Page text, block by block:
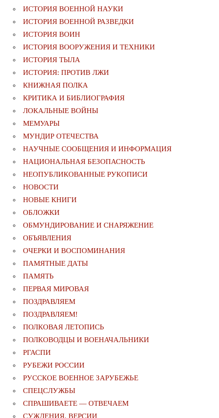
ИСТОРИЯ ВОЕННОЙ НАУКИ
ИСТОРИЯ ВОЕННОЙ РАЗВЕДКИ
ИСТОРИЯ ВОИН
ИСТОРИЯ ВООРУЖЕНИЯ И ТЕХНИКИ
ИСТОРИЯ ТЫЛА
ИСТОРИЯ: ПРОТИВ ЛЖИ
КНИЖНАЯ ПОЛКА
КРИТИКА И БИБЛИОГРАФИЯ
ЛОКАЛЬНЫЕ ВОЙНЫ
МЕМУАРЫ
МУНДИР ОТЕЧЕСТВА
НАУЧНЫЕ СООБЩЕНИЯ И ИНФОРМАЦИЯ
НАЦИОНАЛЬНАЯ БЕЗОПАСНОСТЬ
НЕОПУБЛИКОВАННЫЕ РУКОПИСИ
НОВОСТИ
НОВЫЕ КНИГИ
ОБЛОЖКИ
ОБМУНДИРОВАНИЕ И СНАРЯЖЕНИЕ
ОБЪЯВЛЕНИЯ
ОЧЕРКИ И ВОСПОМИНАНИЯ
ПАМЯТНЫЕ ДАТЫ
ПАМЯТЬ
ПЕРВАЯ МИРОВАЯ
ПОЗДРАВЛЯЕМ
ПОЗДРАВЛЯЕМ!
ПОЛКОВАЯ ЛЕТОПИСЬ
ПОЛКОВОДЦЫ И ВОЕНАЧАЛЬНИКИ
РГАСПИ
РУБЕЖИ РОССИИ
РУССКОЕ ВОЕННОЕ ЗАРУБЕЖЬЕ
СПЕЦСЛУЖБЫ
СПРАШИВАЕТЕ — ОТВЕЧАЕМ
СУЖДЕНИЯ. ВЕРСИИ